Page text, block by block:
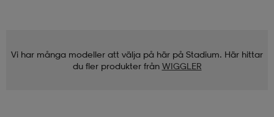
Vi har många modeller att välja på här på Stadium. Här hittar
du fler produkter från WIGGLER